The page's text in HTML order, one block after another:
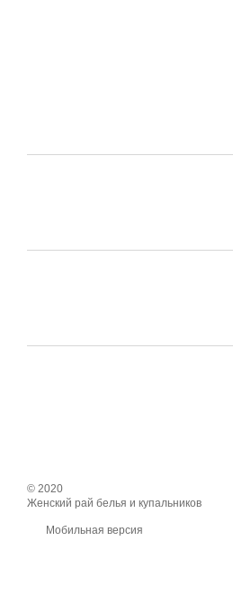
© 2020
Женский рай белья и купальников
Мобильная версия